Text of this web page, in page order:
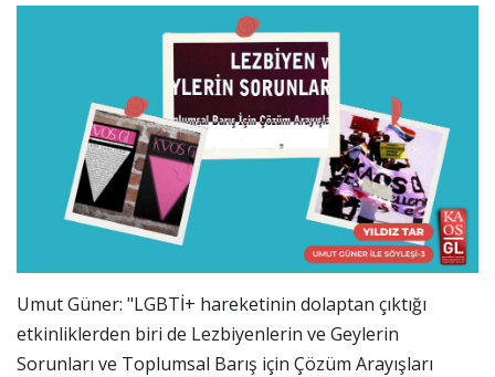
Umut Güner: "LGBTİ+ hareketinin dolaptan çıktığı
etkinliklerden biri de Lezbiyenlerin ve Geylerin
Sorunları ve Toplumsal Barış için Çözüm Arayışları